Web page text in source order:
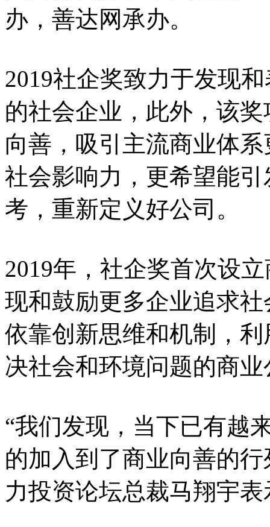
办，善达网承办。
2019社企奖致力于发现
的社会企业，此外，该
向善，吸引主流商业体
社会影响力，更希望能
考，重新定义好公司。
2019年，社企奖首次设
现和鼓励更多企业追求
依靠创新思维和机制，
决社会和环境问题的商业
“我们发现，当下已有越
的加入到了商业向善的
力投资论坛总裁马翔宇表